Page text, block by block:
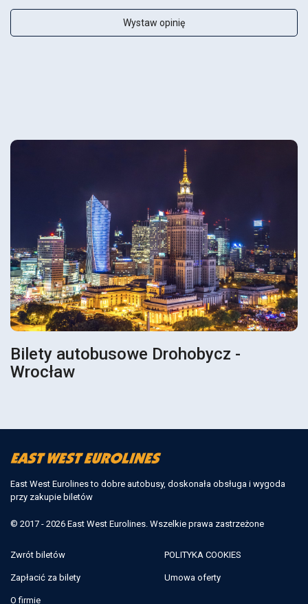
Wystaw opinię
Bilety autobusowe Drohobycz -
Wrocław
East West Eurolines to dobre autobusy, doskonała obsługa i wygoda
przy zakupie biletów
© 2017 - 2026 East West Eurolines. Wszelkie prawa zastrzeżone
Zwrót biletów
Zapłacić za bilety
O firmie
POLITYKA COOKIES
Umowa oferty